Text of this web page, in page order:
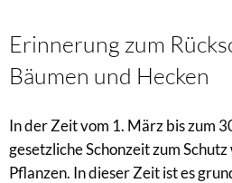
Erinnerung zum
Bäumen und Hecken
In der Zeit vom 1. März bis zum
gesetzliche Schonzeit zum
Pflanzen. In dieser Zeit ist es